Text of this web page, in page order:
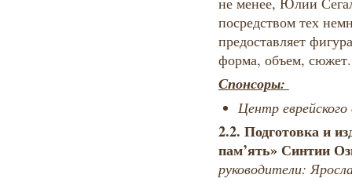
посредством тех
предоставляет
форма, объем, сюжет.
Спонсоры:
Центр
2.2. Подготовка и
пам’ять» Синтии
руководители: